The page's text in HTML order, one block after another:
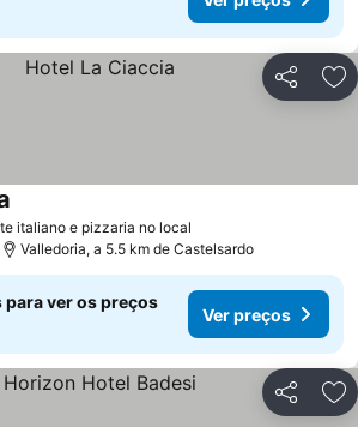
Partilhar
italiano e pizzaria no local
Valledoria, a 5.5 km de Castelsardo
para ver os preços
Ver preços
Partilhar